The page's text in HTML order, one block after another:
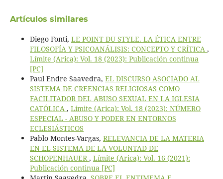
Artículos similares
Diego Fonti, LE POINT DU STYLE. LA ÉTICA ENTRE
FILOSOFÍA Y PSICOANÁLISIS: CONCEPTO Y CRÍTICA ,
Límite (Arica): Vol. 18 (2023): Publicación continua
[PC]
Paul Endre Saavedra, EL DISCURSO ASOCIADO AL
SISTEMA DE CREENCIAS RELIGIOSAS COMO
FACILITADOR DEL ABUSO SEXUAL EN LA IGLESIA
CATÓLICA , Límite (Arica): Vol. 18 (2023): NÚMERO
ESPECIAL - ABUSO Y PODER EN ENTORNOS
ECLESIÁSTICOS
Pablo Montes-Vargas, RELEVANCIA DE LA MATERIA
EN EL SISTEMA DE LA VOLUNTAD DE
SCHOPENHAUER , Límite (Arica): Vol. 16 (2021):
Publicación continua [PC]